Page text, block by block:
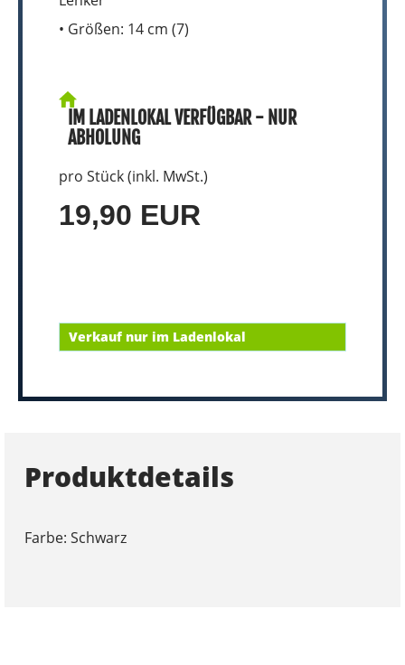
• Größen: 14 cm (7)
IM LADENLOKAL VERFÜGBAR - NUR
ABHOLUNG
pro Stück (inkl. MwSt.)
19,90 EUR
Verkauf nur im Ladenlokal
Produktdetails
Farbe: Schwarz